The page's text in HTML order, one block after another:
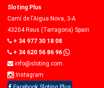
Sloting Plus
Camí de l'Aigua Nova, 3-A
43204 Reus (Tarragona) Spain
+ 34 977 30 18 08
+ 34 620 56 86 96
info@sloting.com
Instagram